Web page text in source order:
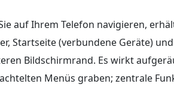
auf Ihrem Telefon navigieren,
Startseite (verbundene Geräte)
Bildschirmrand. Es wirkt
Menüs graben; zentrale